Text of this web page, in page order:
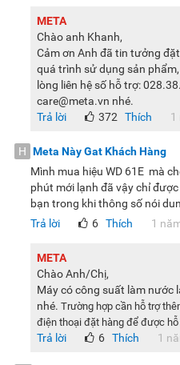
META
Chào anh Khanh,
Cảm ơn Anh đã tin tưởng
quá trình sử dụng sản
lòng liên hệ số hỗ trợ:
care@meta.vn nhé.
Trả lời
Thích
372 1
H Meta Này Gat Khách Hàng
Mình mua hiệu WD 61E mà
phút mới lạnh đã vậy chỉ
bạn trong khi thông số nói
Trả lời
Thích
6 1
META
Chào Anh/Chị,
Máy có công suất làm nước
nhé. Trường hợp cần hỗ trợ
điện thoại đặt hàng để được hỗ
Trả lời Thích
6 1